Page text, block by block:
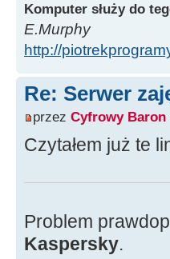
Komputer służy do
E.Murphy
http://
Re: Serwer
przez Cyfrowy Baron
Czytałem już te
Problem
Kaspersky.